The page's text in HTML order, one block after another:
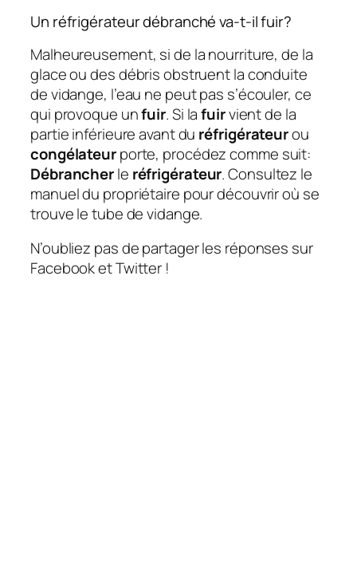
Un réfrigérateur débranché va-t-il fuir?
Malheureusement, si de la nourriture, de la
glace ou des débris obstruent la conduite
de vidange, l’eau ne peut pas s’écouler, ce
qui provoque unfuir. Si lafuirvient de la
partie inférieure avant du réfrigérateurou
congélateurporte, procédez comme suit:
Débrancherle réfrigérateur. Consultez le
manuel du propriétaire pour découvrir où se
trouve le tube de vidange.
N’oubliez pas de partager les réponses sur
Facebook et Twitter !